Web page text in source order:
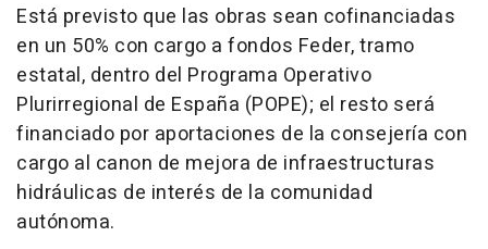
Está previsto que las obras sean cofinanciadas
en un 50% con cargo a fondos Feder, tramo
estatal, dentro del Programa Operativo
Plurirregional de España (POPE); el resto será
financiado por aportaciones de la consejería con
cargo al canon de mejora de infraestructuras
hidráulicas de interés de la comunidad
autónoma.